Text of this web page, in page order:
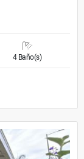
4 Baño(s)